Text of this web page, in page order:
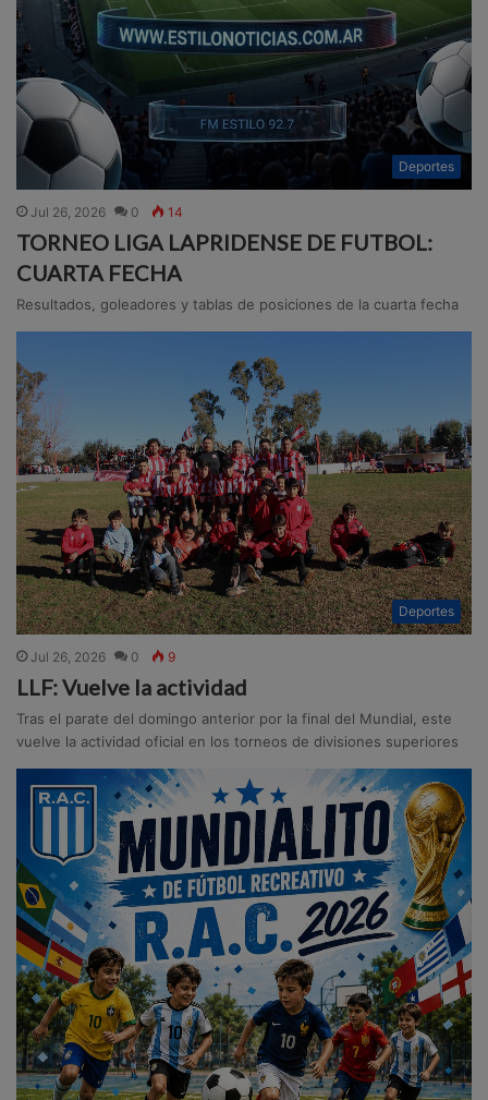
Deportes
Jul 26, 2026 0 14
TORNEO LIGA LAPRIDENSE DE FUTBOL:
CUARTA FECHA
Resultados, goleadores y tablas de posiciones de la cuarta fecha
Deportes
Jul 26, 2026 0 9
LLF: Vuelve la actividad
Tras el parate del domingo anterior por la final del Mundial, este
vuelve la actividad oficial en los torneos de divisiones superiores